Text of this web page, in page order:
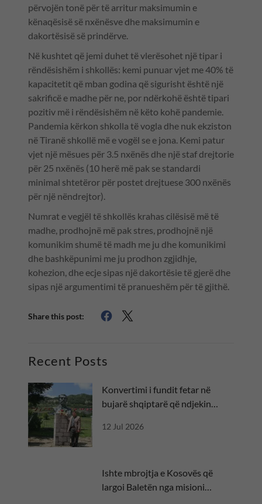
përvojën tonë për të arritur maksimumin e
kënaqësisë së nxënësve dhe maksimumin e
dakortësisë së prindërve.
Në kushtet që jemi duhet të vlerësohet një tipar i
rëndësishëm i shkollës: kemi punuar vjet me 40% të
kapacitetit që mban godina që sigurisht është një
sakrificë e madhe për ne, por ndërkohë është tipari
pozitiv më i rëndësishëm në këto kohë pandemie.
Pandemia kërkon shkolla të vogla dhe nuk ekziston
në Tiranë shkollë më e vogël se e jona. Kemi patur
vjet një mësues për 3.5 nxënës dhe një staf drejtorie
për 25 nxënës (10 herë më pak se standardi
minimal shtetëror për postet drejtuese 300 nxënës
për një nëndrejtor).
Numrat e vegjël të shkollës krahas cilësisë më të
madhe, prodhojnë më pak stres, prodhojnë një
komunikim shumë të madh me ju dhe komunikimi
dhe bashkëpunimi me ju prodhon zgjidhje,
kohezion, dhe ecje sipas një dakortësie të gjerë dhe
sipas një argumentimi të pranueshëm për të gjithë.
Share this post:
Recent Posts
Konvertimi i fundit fetar në
bujarë shqiptarë që ndjekin
12 Jul 2026
Ishte mbrojtja e Kosovës që
largoi Baletën nga misioni